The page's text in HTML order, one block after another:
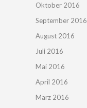
Oktober 2016
September 2016
August 2016
Juli 2016
Mai 2016
April 2016
März 2016